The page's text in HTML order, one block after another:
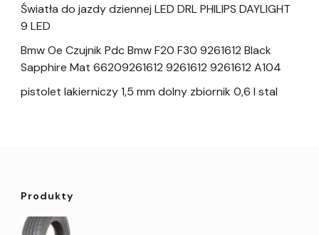
Światła do jazdy dziennej LED DRL PHILIPS DAYLIGHT
9 LED
Bmw Oe Czujnik Pdc Bmw F20 F30 9261612 Black
Sapphire Mat 66209261612 9261612 9261612 A104
pistolet lakierniczy 1,5 mm dolny zbiornik 0,6 l stal
Produkty